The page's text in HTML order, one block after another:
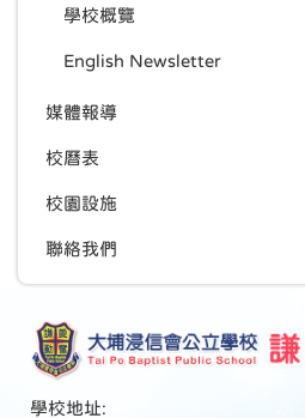
學校概覽
English Newsletter
媒體報導
校曆表
校園設施
聯絡我們
學校地址: